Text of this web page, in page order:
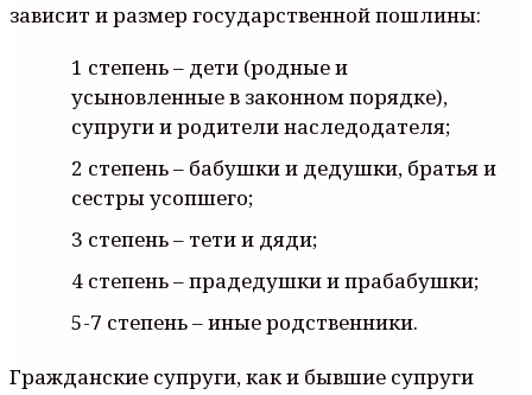
зависит и размер государственной пошлины:
1 степень – дети (родные и
усыновленные в законном порядке),
супруги и родители наследодателя;
2 степень – бабушки и дедушки, братья и
сестры усопшего;
3 степень – тети и дяди;
4 степень – прадедушки и прабабушки;
5-7 степень – иные родственники.
Гражданские супруги, как и бывшие супруги